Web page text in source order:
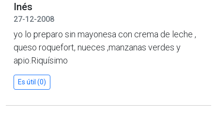
Inés
27-12-2008
yo lo preparo sin mayonesa con crema de leche ,
queso roquefort, nueces ,manzanas verdes y
apio.Riquísimo
Es útil (0)